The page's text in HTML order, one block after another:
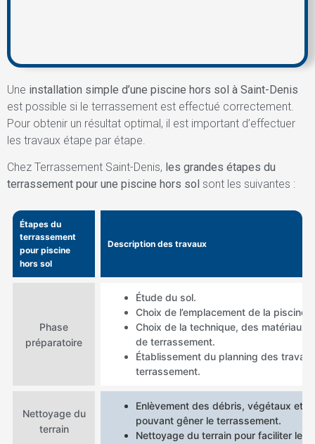
Une installation simple d’une piscine hors sol à Saint-Denis
est possible si le terrassement est effectué correctement.
Pour obtenir un résultat optimal, il est important d’effectuer
les travaux étape par étape.
Chez Terrassement Saint-Denis, les grandes étapes du
terrassement pour une piscine hors sol sont les suivantes :
Étapes du
terrassement
pour piscine
hors sol
Description des travaux
Phase
préparatoire
Étude du sol.
Choix de l’emplacement de la piscine
Choix de la technique, des matériaux
de terrassement.
Établissement du planning des
terrassement.
Nettoyage du
terrain
Enlèvement des débris, végétaux et
pouvant gêner le terrassement.
Nettoyage du terrain pour faciliter les